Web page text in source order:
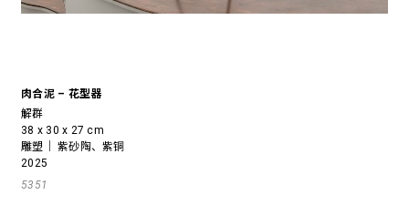
肉合泥 – 花型器
解群
38 x 30 x 27 cm
雕塑｜ 紫砂陶、紫铜
2025
5351